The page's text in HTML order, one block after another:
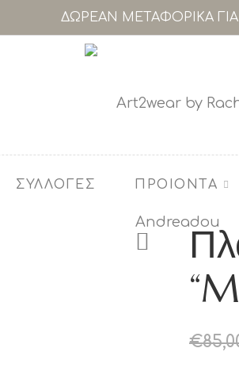
ΔΩΡΕΑΝ ΜΕΤΑΦΟΡΙΚΑ
ΣΥΛΛΟΓΕΣ ΠΡΟΙΟΝΤΑ
€